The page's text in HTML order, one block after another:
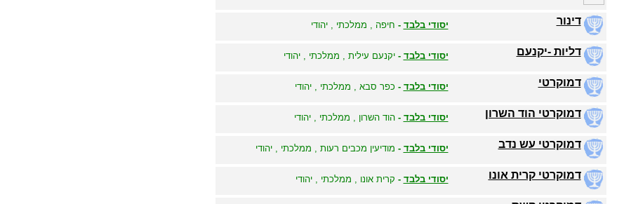
דינור יסודי בלבד - חיפה , ממלכתי , יהודי
דליות -יקנעם יסודי בלבד -יקנעם עילית , ממלכתי , יהודי
דמוקרטי יסודי בלבד - כפר סבא , ממלכתי , יהודי
דמוקרטי הוד השרון יסודי בלבד -הוד השרון , ממלכתי , יהודי
דמוקרטי עש נדב יסודי בלבד - מודיעין מכבים רעות , ממלכתי , יהודי
דמוקרטי קרית אונו יסודי בלבד - קרית אונו , ממלכתי , יהודי